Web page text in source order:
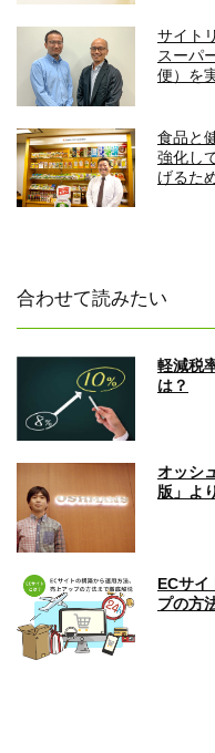
サイト
スーパ
便）を
食品と
強化し
げるた
合わせて読みたい
軽減税
は？
オッシ
版」よ
ECサイ
プの方